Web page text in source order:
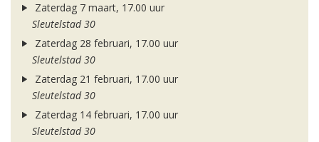
Zaterdag 7 maart, 17.00 uur
Sleutelstad 30
Zaterdag 28 februari, 17.00 uur
Sleutelstad 30
Zaterdag 21 februari, 17.00 uur
Sleutelstad 30
Zaterdag 14 februari, 17.00 uur
Sleutelstad 30